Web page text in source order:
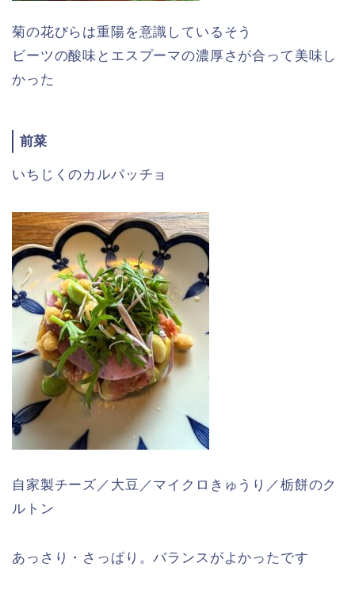
菊の花びらは重陽を意識しているそう
ビーツの酸味とエスプーマの濃厚さが合って美味し
かった
前菜
いちじくのカルパッチョ
自家製チーズ／大豆／マイクロきゅうり／栃餅のク
ルトン
あっさり・さっぱり。バランスがよかったです